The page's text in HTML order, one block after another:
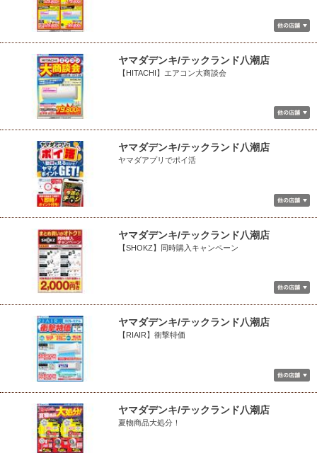
ヤマダデンキ/テックランド八潮店
【HITACHI】エアコン大商談会
ヤマダデンキ/テックランド八潮店
ヤマダアプリでポイ活
ヤマダデンキ/テックランド八潮店
【SHOKZ】同時購入キャンペーン
ヤマダデンキ/テックランド八潮店
【RIAIR】衝撃特価
ヤマダデンキ/テックランド八潮店
夏物商品大処分！